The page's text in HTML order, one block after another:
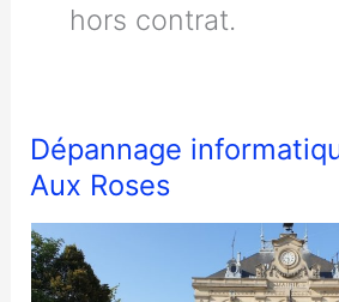
hors contrat.
Dépannage
Aux Roses